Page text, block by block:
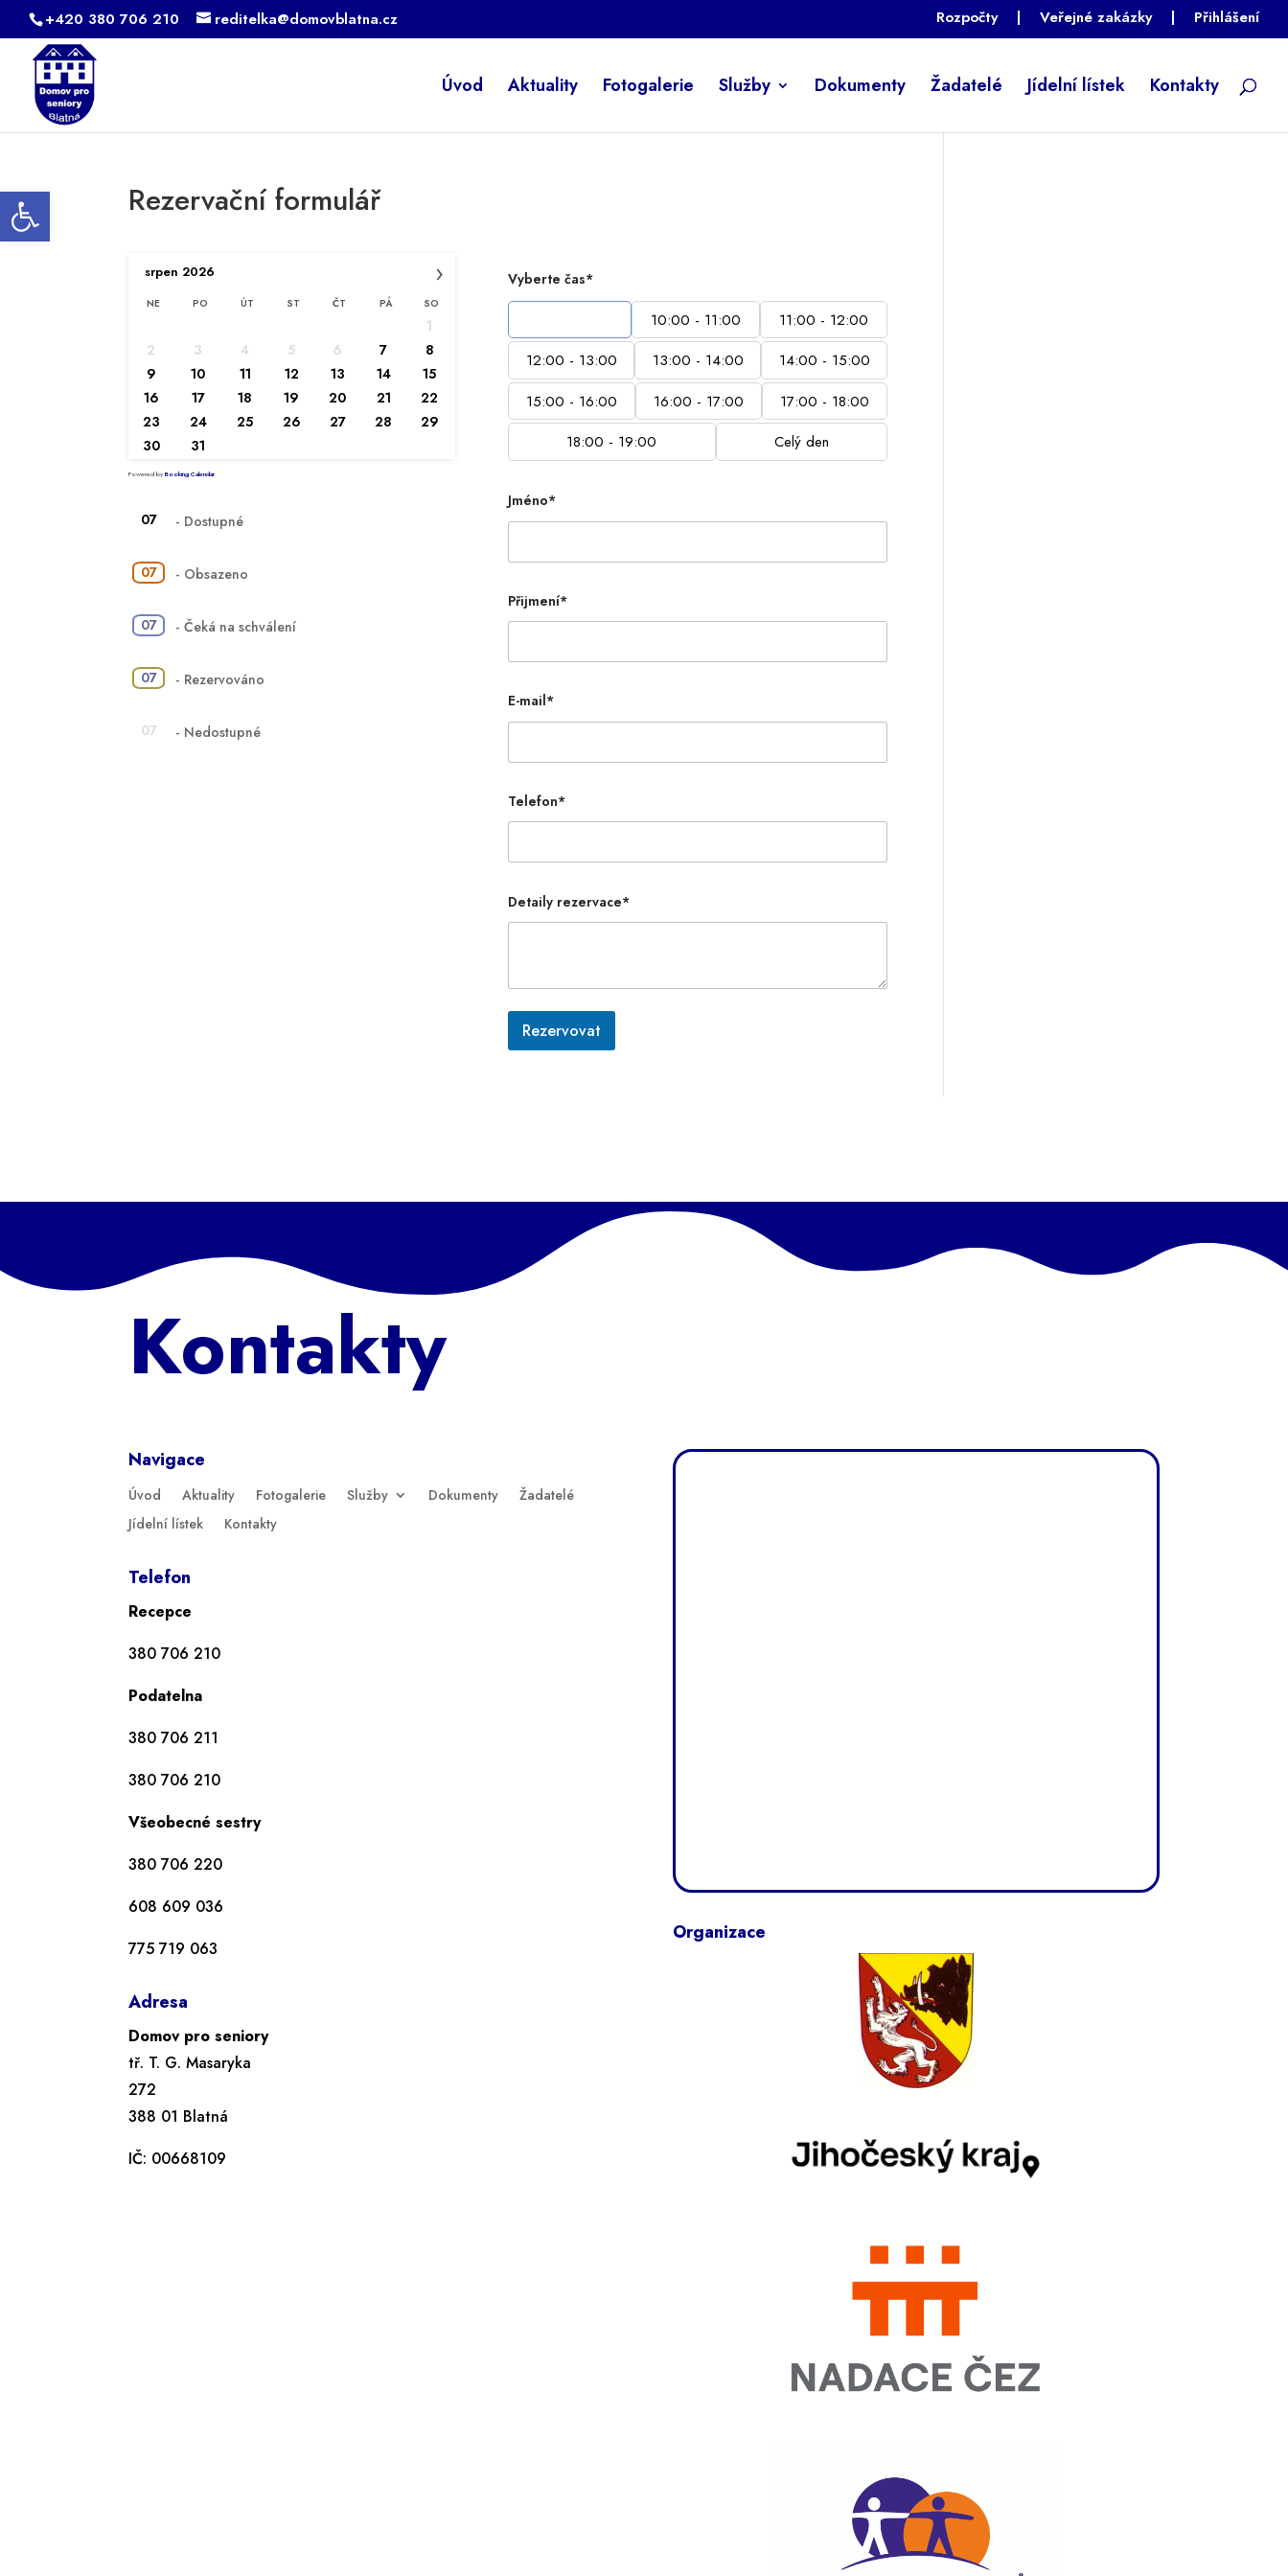
Open toolbar
+420 380 706 210 reditelka@domovblatna.cz Rozpočty | Veřejné zakázky | Přihlášení
Úvod Aktuality Fotogalerie Služby Dokumenty Žadatelé Jídelní lístek Kontakty
Rezervační formulář
›
srpen 2026
NE PO ÚT ST ČT PÁ SO
1
2
3 4 5 6 7
8
9
10 11 12 13 14
15
16
17 18 19 20 21
22
23
24 25 26 27 28
29
30
31
Powered byBooking Calendar
07 - Dostupné
07 - Obsazeno
07 - Čeká na schválení
·
07 - Rezervováno
07 - Nedostupné
Vyberte čas*
10:00 - 11:00
11:00 - 12:00
12:00 - 13:00
13:00 - 14:00
14:00 - 15:00
15:00 - 16:00
16:00 - 17:00
17:00 - 18:00
18:00 - 19:00
Celý den
Jméno*
Přijmení*
E-mail*
Telefon*
Detaily rezervace*
Kontakty
Navigace
Úvod Aktuality Fotogalerie Služby Dokumenty
Žadatelé
Jídelní lístek
Kontakty
Telefon
Recepce
380 706 210
Podatelna
380 706 211
380 706 210
Všeobecné sestry
380 706 220
608 609 036
775 719 063
Adresa
Domov pro seniory
tř. T. G. Masaryka
272
388 01 Blatná
IČ: 00668109
Organizace